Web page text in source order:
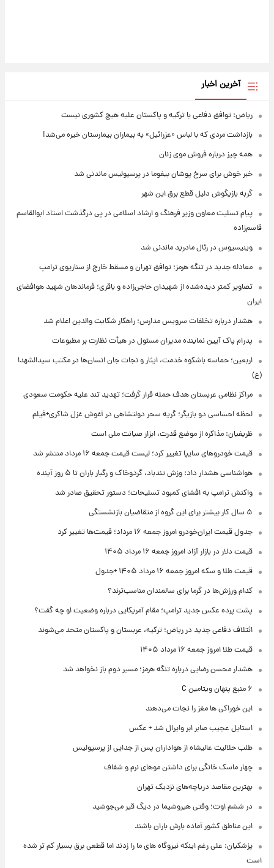
آخرین اخبار
ریاض: توافق دفاعی با ترکیه و پاکستان علیه هیچ کشوری نیست
بازداشت مردی که با لباس «عزرائیل» به بیماران بیمارستان خیره می‌شد!
همه چیز درباره فروش موی زنان
خبر خوش برای سرخ پوشان بیفوما در پرسپولیس ماندنی شد
گربه بازیگوش دلیل قطع برق این شهر
پیام تسلیت معاون وزیر فرهنگ و ارشاد اسلامی در پی درگذشت استاد ابوالقاسم
قاسم‌زاده
وینیسیوس در رئال مادرید ماندنی شد
معادله جدید در تنگه هرمز؛ توافق تهران و مسقط خارج از سناریوی ترامپ
تصاویر کمتر دیده‌شده از شهیدان حاجی‌زاده و باقری؛ فرماندهان شهید هوافضای
ایران
هشدار درباره تخلفات سرویس مدارس؛ راهکار شکایت والدین اعلام شد
پدرام پاک آیین نماینده مدیران مسئول در هیأت نظارت بر مطبوعات
اربعین؛ حماسه باشکوه خدمت، ایثار و نجات جان انسان‌ها در مکتب سیدالشهدا
(ع)
مراکز نظامی عربستان هدف حمله قرار گرفت؛ تهدید تند علیه حکومت سعودی
لحظه احساسی دو بازیگر؛ گریه سحر دولتشاهی در آغوش غزل شاکری+فیلم
ظریفیان: مذاکره از موضع قدرت، ابزار صیانت ملی است
قیمت خودروهای سایپا تغییر کرد؛ لیست قیمت جمعه ۱۶ مرداد منتشر شد
هواشناسی هشدار داد: وزش تندباد، گردوخاک و رگبار باران تا ۵ روز آینده
واکنش ترامپ به افشای کمبود تسلیحات؛ دستور تحقیق صادر شد
۵ سال کار بیشتر برای این گروه از متقاضیان بازنشستگی
جدول قیمت ایران‌خودرو امروز جمعه ۱۶ مرداد؛ قیمت‌ها تغییر کرد
قیمت دلار در بازار آزاد امروز جمعه ۱۶ مرداد ۱۴۰۵
قیمت طلا و سکه امروز جمعه ۱۶ مرداد ۱۴۰۵ +جدول
کدام ورزش‌ها در گرما برای سالمندان مناسب‌ترند؟
پشت پرده عکس جدید ترامپ؛ مقام آمریکایی درباره وضعیت او چه گفت؟
ائتلاف دفاعی جدید در ریاض؛ ترکیه، عربستان و پاکستان متحد می‌شوند
قیمت طلا امروز جمعه ۱۶ مرداد ۱۴۰۵
هشدار محسن رضایی درباره تنگه هرمز؛ مسیر دوم باز نخواهد شد
۶ منبع پنهان ویتامین C
این خوراکی ها مغز را نجات می‌دهند
استایل عجیب صابر ابر وایرال شد + عکس
طلب حلالیت عالیشاه از هواداران پس از جدایی از پرسپولیس
چهار ماسک خانگی برای داشتن موهای نرم و شفاف
بهترین مقاصد دریاچه‌های نزدیک تهران
در ششم اوت؛ وقتی هیروشیما در دیگ قیر می‌جوشید
این مناطق کشور آماده بارش باران باشند
پزشکیان: علی رغم اینکه نیروگاه های ما را زدند اما قطعی برق بسیار کم تر شده
است